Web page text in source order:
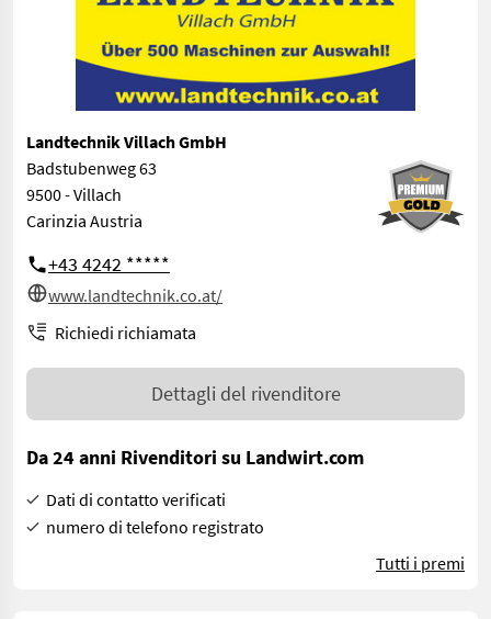
Landtechnik Villach GmbH
Badstubenweg 63
9500 - Villach
Carinzia Austria
+43 4242 *****
www.landtechnik.co.at/
Richiedi richiamata
Dettagli del rivenditore
Da 24 anni Rivenditori su Landwirt.com
Dati di contatto verificati
numero di telefono registrato
Tutti i premi